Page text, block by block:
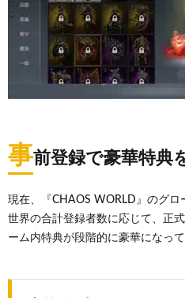
事前登録で豪華特典
現在、『CHAOS WORLD』のグ
世界の合計登録者数に応じて、正
ーム内特典が段階的に豪華になって